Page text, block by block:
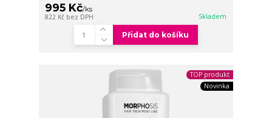
995 Kč/ks
822 Kč bez DPH Skladem
Přidat do košíku
TOP produkt
Novinka